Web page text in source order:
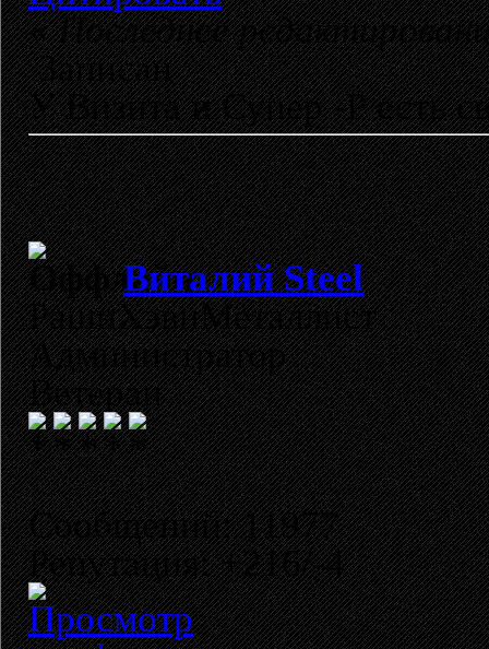
«Последнее
Записан
У Визита и Супер -Р есть
Виталий Steel
РашнХэвиМеталлист
Администратор
Ветеран
Сообщений: 11977
Репутация: +216/-4